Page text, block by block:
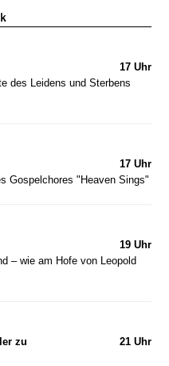
17 Uhr
des Leidens und Sterbens
17 Uhr
Gospelchores "Heaven Sings"
19 Uhr
– wie am Hofe von Leopold
21 Uhr
zu